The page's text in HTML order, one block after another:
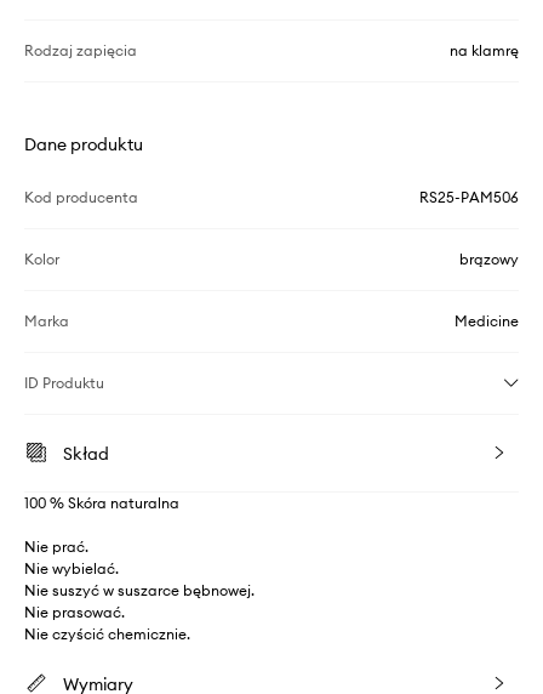
Rodzaj zapięcia na klamrę
Dane produktu
Kod producenta RS25-PAM506
Kolor brązowy
Marka Medicine
ID Produktu
Skład
100 % Skóra naturalna
Nie prać.
Nie wybielać.
Nie suszyć w suszarce bębnowej.
Nie prasować.
Nie czyścić chemicznie.
Wymiary